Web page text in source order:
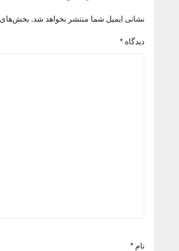
نشانی ایمیل شما منتشر نخواهد شد. بخش‌های
دیدگاه *
نام *